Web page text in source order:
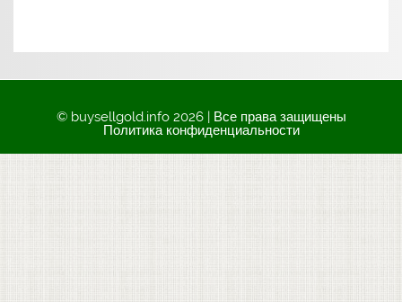
© buysellgold.info 2026 | Все права защищены
Политика конфиденциальности